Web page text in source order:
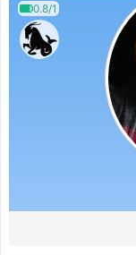
0.8/1